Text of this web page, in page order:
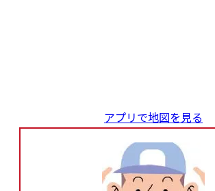
アプリで地図を見る